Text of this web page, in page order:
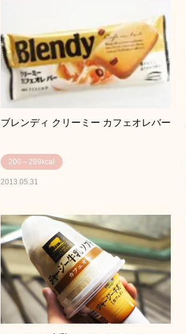
ブレンディ クリーミー カフェオレバー
200～299kcal
2013.05.31